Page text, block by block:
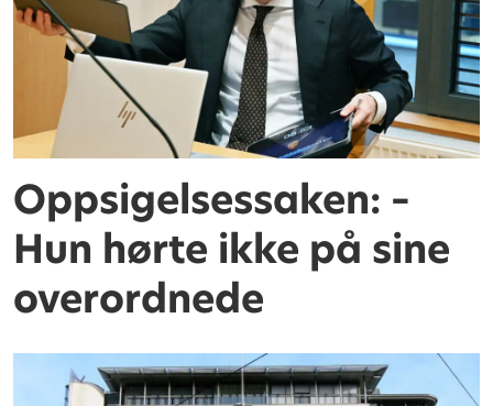
Oppsigelsessaken: –
Hun hørte ikke på sine
overordnede